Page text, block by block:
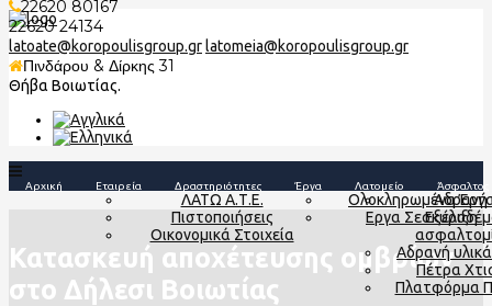
22620 80167
22620 24134
latoate@koropoulisgroup.grlatomeia@koropoulisgroup.gr
Πινδάρου & Δίρκης 31
Θήβα Βοιωτίας.
Αρχική Εταιρεία
ΛΑΤΩ Α.Τ.Ε.
Πιστοποιήσεις
Οικονομικά Στοιχεία
Δραστηριότητες Έργα
Ολοκληρωμένα
Εργα Σε Εξέλιξη
Λατομείο
Αδρανή
Αδρανή
Πέτρα
Πλατφόρμα
Άσφαλτος
Κατασκευή αποχέτευσης ομβρίων
στο Δήλεσι Βοιωτίας